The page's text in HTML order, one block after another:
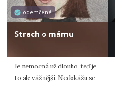
odemčené
Strach o mámu
Je nemocná už dlouho, teď je
to ale vážnější. Nedokážu se